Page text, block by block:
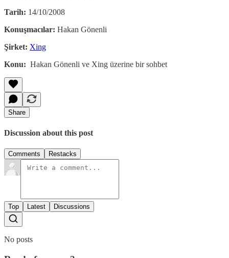
Tarih: 14/10/2008
Konuşmacılar: Hakan Gönenli
Şirket: Xing
Konu: Hakan Gönenli ve Xing üzerine bir sohbet
Share
Discussion about this post
Comments Restacks
Top Latest Discussions
No posts